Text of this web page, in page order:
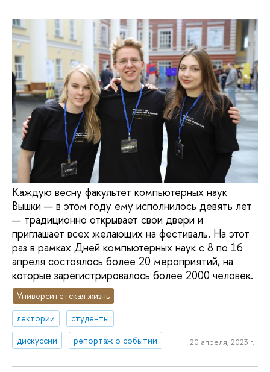
Каждую весну факультет компьютерных наук
Вышки — в этом году ему исполнилось девять лет
— традиционно открывает свои двери и
приглашает всех желающих на фестиваль. На этот
раз в рамках Дней компьютерных наук с 8 по 16
апреля состоялось более 20 мероприятий, на
которые зарегистрировалось более 2000 человек.
Университетская жизнь
лектории
студенты
дискуссии
репортаж о событии 20 апреля, 2023 г.